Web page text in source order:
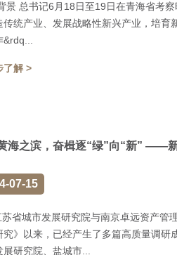
景 总书记6月18日至19日在青海省考
传统产业、发展战略性新兴产业，培育
了解 >
海之滨，奋楫逐“绿”向“新” ——
07-15
省城市发展研究院与南京卓远资产管
究》以来，已经产生了多篇高质量调研
研究院、盐城市...